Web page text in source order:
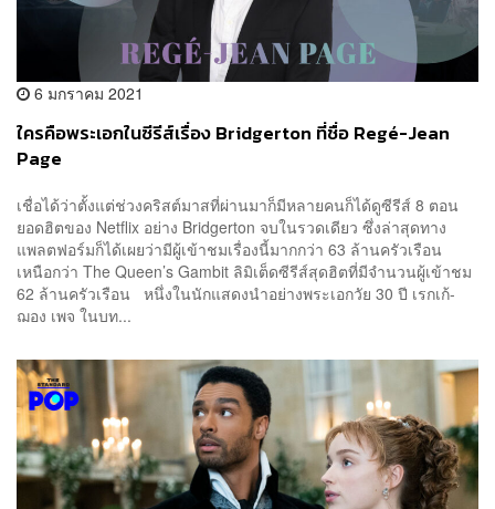
6 มกราคม 2021
ใครคือพระเอกในซีรีส์เรื่อง Bridgerton ที่ชื่อ Regé-Jean
Page
เชื่อได้ว่าตั้งแต่ช่วงคริสต์มาสที่ผ่านมาก็มีหลายคนก็ได้ดูซีรีส์ 8 ตอน
ยอดฮิตของ Netflix อย่าง Bridgerton จบในรวดเดียว ซึ่งล่าสุดทาง
แพลตฟอร์มก็ได้เผยว่ามีผู้เข้าชมเรื่องนี้มากกว่า 63 ล้านครัวเรือน
เหนือกว่า The Queen’s Gambit ลิมิเต็ดซีรีส์สุดฮิตที่มีจำนวนผู้เข้าชม
62 ล้านครัวเรือน หนึ่งในนักแสดงนำอย่างพระเอกวัย 30 ปี เรกเก้-
ฌอง เพจ ในบท...